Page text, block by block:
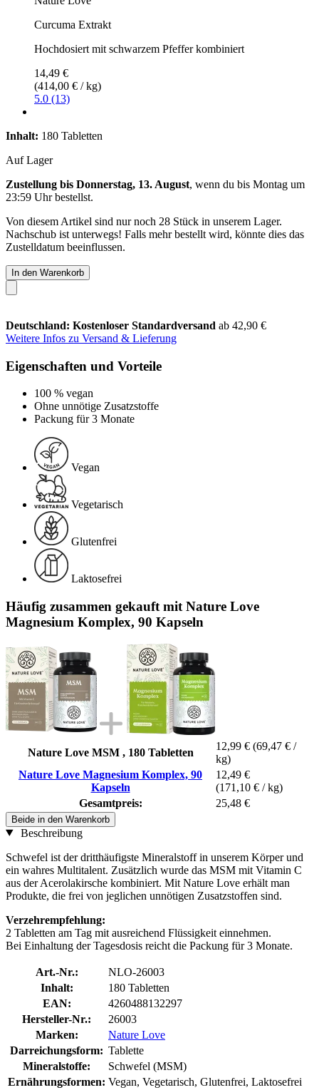
Curcuma Extrakt
Hochdosiert mit schwarzem Pfeffer kombiniert
14,49 €
(414,00 € / kg)
5.0 (13)
Inhalt: 180 Tabletten
Auf Lager
Zustellung bis Donnerstag, 13. August, wenn du bis Montag um
23:59 Uhrbestellst.
Von diesem Artikel sind nur noch 28 Stück in unserem Lager.
Nachschub ist unterwegs! Falls mehr bestellt wird, könnte dies das
Zustelldatum beeinflussen.
In den Warenkorb
Deutschland: Kostenloser Standardversand ab 42,90 €
Weitere Infos zu Versand & Lieferung
Eigenschaften und Vorteile
100 % vegan
Ohne unnötige Zusatzstoffe
Packung für 3 Monate
Vegan
Vegetarisch
Glutenfrei
Laktosefrei
Häufig zusammen gekauft mit Nature Love
Magnesium Komplex, 90 Kapseln
Nature Love MSM , 180 Tabletten
12,99 € (69,47 € /
kg)
Nature Love Magnesium Komplex, 90
Kapseln
12,49 €
(171,10 € / kg)
Gesamtpreis:
25,48 €
Beide in den Warenkorb
Beschreibung
Schwefel ist der dritthäufigste Mineralstoff in unserem Körper und
ein wahres Multitalent. Zusätzlich wurde das MSM mit Vitamin C
aus der Acerolakirsche kombiniert. Mit Nature Love erhält man
Produkte, die frei von jeglichen unnötigen Zusatzstoffen sind.
Verzehrempfehlung:
2 Tabletten am Tag mit ausreichend Flüssigkeit einnehmen.
Bei Einhaltung der Tagesdosis reicht die Packung für 3 Monate.
Art.-Nr.:
NLO-26003
Inhalt:
180 Tabletten
EAN:
4260488132297
Hersteller-Nr.:
26003
Marken:
Nature Love
Darreichungsform: Tablette
Mineralstoffe:
Schwefel (MSM)
Ernährungsformen: Vegan, Vegetarisch, Glutenfrei, Laktosefrei